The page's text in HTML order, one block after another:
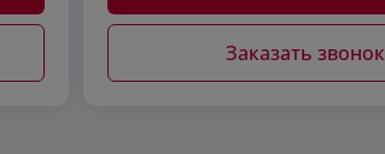
Заказать звонок